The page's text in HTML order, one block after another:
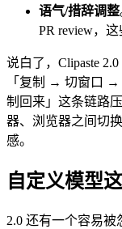
语气/措辞调整
PR review，
说白了，Clipaste
「复制 → 切窗口
制回来」这条链路
器、浏览器之间切
感。
自定义模型
2.0 还有一个容易被